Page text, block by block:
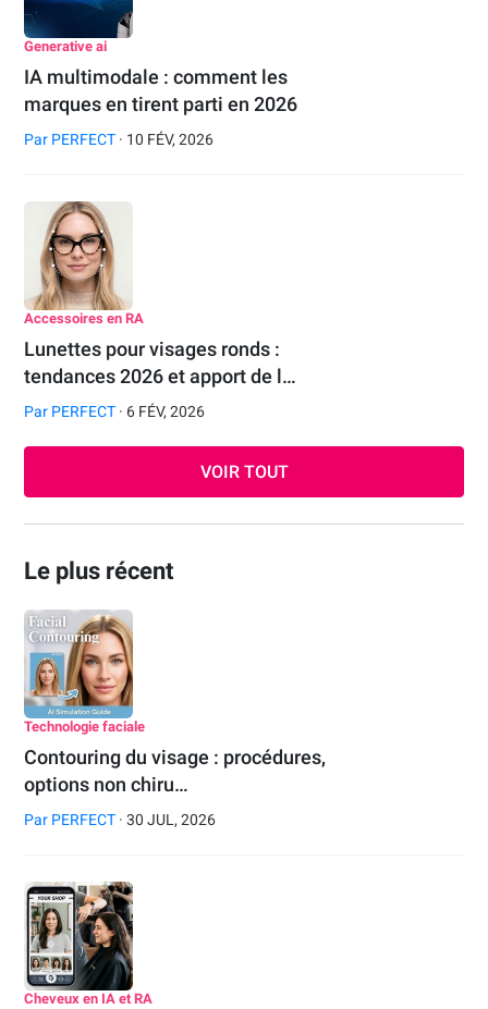
Generative ai
IA multimodale : comment les
marques en tirent parti en 2026
Par PERFECT · 10 FÉV, 2026
Accessoires en RA
Lunettes pour visages ronds :
tendances 2026 et apport de l…
Par PERFECT · 6 FÉV, 2026
VOIR TOUT
Le plus récent
Technologie faciale
Contouring du visage : procédures,
options non chiru…
Par PERFECT · 30 JUL, 2026
Cheveux en IA et RA